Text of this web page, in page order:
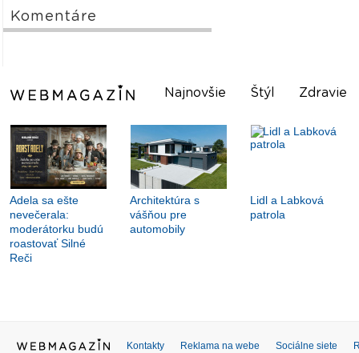
Komentáre
Najnovšie Štýl Zdravie
Adela sa ešte
nevečerala:
moderátorku budú
roastovať Silné
Reči
Architektúra s
vášňou pre
automobily
Lidl a Labková
patrola
Kontakty Reklama na webe Sociálne siete